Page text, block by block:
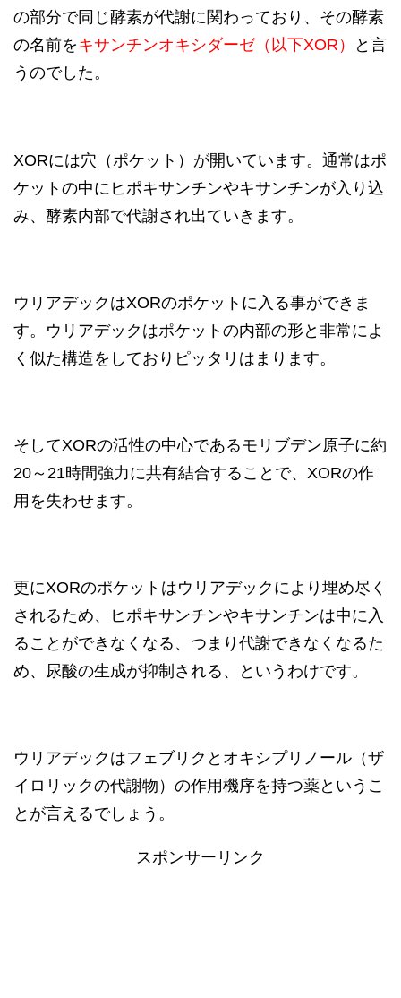
の部分で同じ酵素が代謝に関わっており、その酵素
の名前をキサンチンオキシダーゼ（以下XOR）
と言
うのでした。
XORには穴（ポケット）が開いています。通常はポ
ケットの中にヒポキサンチンやキサンチンが入り込
み、酵素内部で代謝され出ていきます。
ウリアデックはXORのポケットに入る事ができま
す。ウリアデックはポケットの内部の形と非常によ
く似た構造をしておりピッタリはまります。
そしてXORの活性の中心であるモリブデン原子に約
20～21時間強力に共有結合することで、XORの作
用を失わせます。
更にXORのポケットはウリアデックにより埋め尽く
されるため、ヒポキサンチンやキサンチンは中に入
ることができなくなる、つまり代謝できなくなるた
め、尿酸の生成が抑制される、というわけです。
ウリアデックはフェブリクとオキシプリノール（ザ
イロリックの代謝物）の作用機序を持つ薬というこ
とが言えるでしょう。
スポンサーリンク